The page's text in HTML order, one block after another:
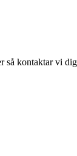
så kontaktar vi